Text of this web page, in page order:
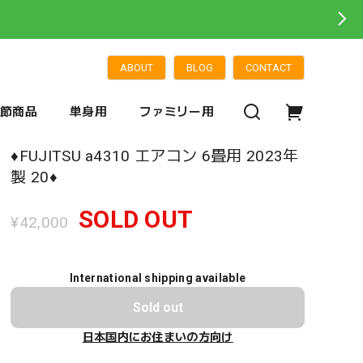
ABOUT BLOG CONTACT
商品 単身用 ファミリー用
♦️FUJITSU a4310 エアコン 6畳用 2023年
製 20♦️
¥42,000 SOLD OUT
International shipping available
Sold out
日本国内にお住まいの方向け